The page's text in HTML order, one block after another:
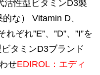
活性型ビタミンD3製
な） Vitamin D、
ぞれ”E”、”D”、”I”を
タミンD3ブランド
せEDIROL：エディ